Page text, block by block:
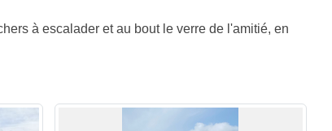
à escalader et au bout le verre de l'amitié, en